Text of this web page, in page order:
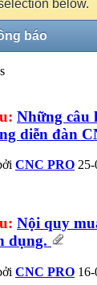
below.
báo
Những câu
diễn đàn
CNC PRO
Nội quy
dụng.
CNC PRO